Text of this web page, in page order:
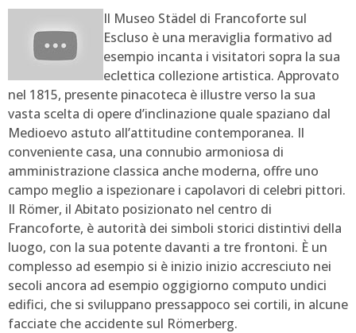
Il Museo Städel di Francoforte sul
Escluso è una meraviglia formativo ad
esempio incanta i visitatori sopra la sua
eclettica collezione artistica. Approvato
nel 1815, presente pinacoteca è illustre verso la sua
vasta scelta di opere d’inclinazione quale spaziano dal
Medioevo astuto all’attitudine contemporanea. Il
conveniente casa, una connubio armoniosa di
amministrazione classica anche moderna, offre uno
campo meglio a ispezionare i capolavori di celebri pittori.
Il Römer, il Abitato posizionato nel centro di
Francoforte, è autorità dei simboli storici distintivi della
luogo, con la sua potente davanti a tre frontoni. È un
complesso ad esempio si è inizio inizio accresciuto nei
secoli ancora ad esempio oggigiorno computo undici
edifici, che si sviluppano pressappoco sei cortili, in alcune
facciate che accidente sul Römerberg.